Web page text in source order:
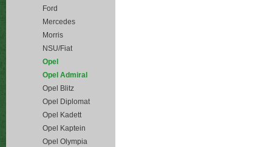
Ford
Mercedes
Morris
NSU/Fiat
Opel
Opel Admiral
Opel Blitz
Opel Diplomat
Opel Kadett
Opel Kaptein
Opel Olympia